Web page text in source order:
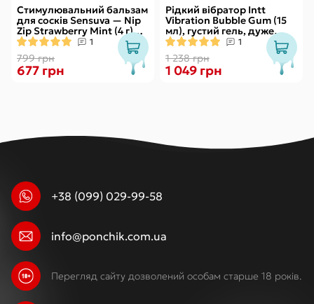
Стимулювальний бальзам
для сосків Sensuva — Nip
Zip Strawberry Mint (4 г)
охолоджувальний
1
799 грн
677 грн
Рідкий вібратор Intt
Vibration Bubble Gum (15
мл), густий гель, дуже
смачний, діє до 30 хвилин
1
1 238 грн
1 049 грн
+38 (099) 029-99-58
info@ponchik.com.ua
Перегляд сайту дозволений особам старше 18 років.